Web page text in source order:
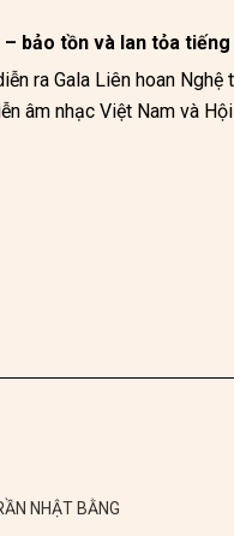
bảo tồn và lan tỏa
ra Gala Liên hoan
âm nhạc Việt Nam và
NHẬT BẰNG